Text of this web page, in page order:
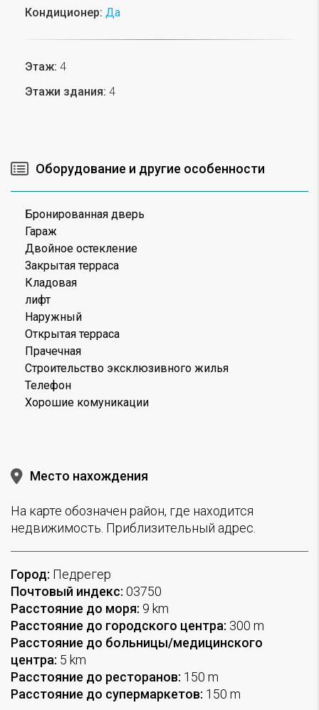
Кондиционер: Да
Этаж: 4
Этажи здания: 4
Оборудование и другие особенности
Бронированная дверь
Гараж
Двойное остекление
Закрытая терраса
Кладовая
лифт
Наружный
Открытая терраса
Прачечная
Строительство эксклюзивного жилья
Телефон
Хорошие комуникации
Место нахождения
На карте обозначен район, где находится
недвижимость. Приблизительный адрес.
Город: Педрегер
Почтовый индекс: 03750
Расстояние до моря: 9 km
Расстояние до городского центра: 300 m
Расстояние до больницы/медицинского
центра: 5 km
Расстояние до ресторанов: 150 m
Расстояние до супермаркетов: 150 m